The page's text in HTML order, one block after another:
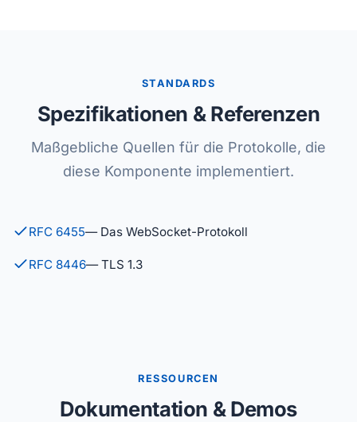
STANDARDS
Spezifikationen & Referenzen
Maßgebliche Quellen für die Protokolle, die
diese Komponente implementiert.
RFC 6455— Das WebSocket-Protokoll
RFC 8446— TLS 1.3
RESSOURCEN
Dokumentation & Demos